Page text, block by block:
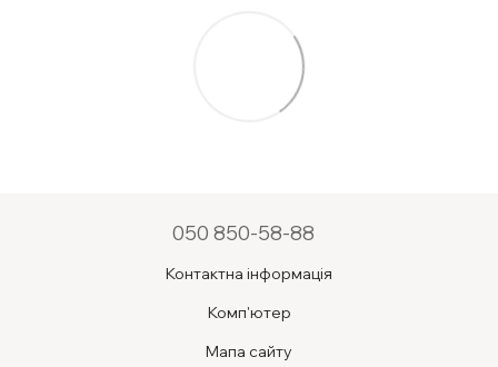
050 850-58-88
Контактна інформація
Комп'ютер
Мапа сайту